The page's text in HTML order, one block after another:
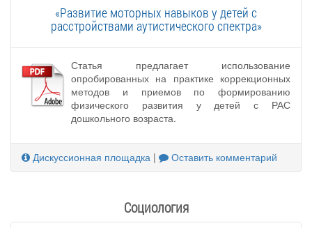
«Развитие моторных навыков у детей с
расстройствами аутистического спектра»
Статья предлагает использование
опробированных на практике коррекционных
методов и приемов по формированию
физического развития у детей с РАС
дошкольного возраста.
Дискуссионная площадка | Оставить комментарий
Социология